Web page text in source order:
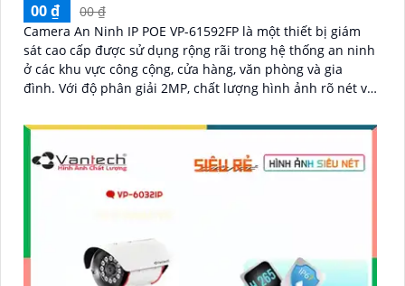
00 ₫
00 ₫
Camera An Ninh IP POE VP-61592FP là một thiết bị giám
sát cao cấp được sử dụng rộng rãi trong hệ thống an ninh
ở các khu vực công cộng, cửa hàng, văn phòng và gia
đình. Với độ phân giải 2MP, chất lượng hình ảnh rõ nét và